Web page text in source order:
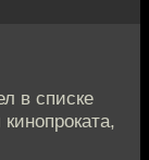
в списке